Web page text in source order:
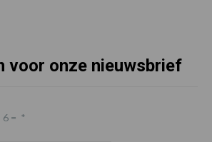
voor onze nieuwsbrief
6 = *